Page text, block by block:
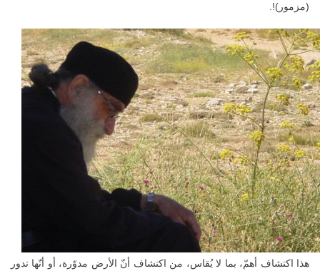
(مزمور)!.
هذا اكتشاف أهمّ، بما لا يُقاس، من اكتشاف أنّ الأرض مدوّرة، أو أنّها تدور